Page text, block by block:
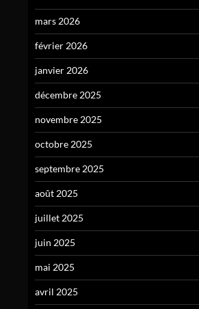
mars 2026
février 2026
janvier 2026
décembre 2025
novembre 2025
octobre 2025
septembre 2025
août 2025
juillet 2025
juin 2025
mai 2025
avril 2025